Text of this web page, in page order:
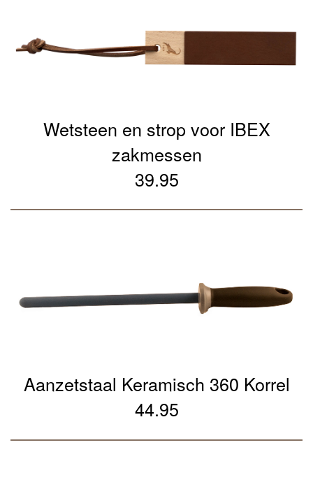
Wetsteen en strop voor IBEX
zakmessen
39.95
Aanzetstaal Keramisch 360 Korrel
44.95